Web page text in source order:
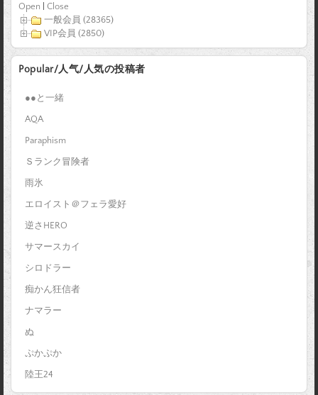
Open
Close
一般会員 (28365)
VIP会員 (2850)
Popular/人气/人気の投稿者
●●と一緒
AQA
Paraphism
Ｓランク冒険者
雨氷
エロイスト＠フェラ愛好
逆さHERO
サマースカイ
シロドラー
痴かん狂信者
ナマラー
ぬ
ぷかぷか
陸王24